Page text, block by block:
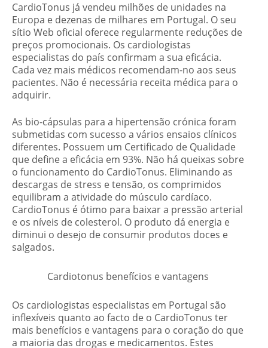
CardioTonus já vendeu milhões de unidades na
Europa e dezenas de milhares em Portugal. O seu
sítio Web oficial oferece regularmente reduções de
preços promocionais. Os cardiologistas
especialistas do país confirmam a sua eficácia.
Cada vez mais médicos recomendam-no aos seus
pacientes. Não é necessária receita médica para o
adquirir.
As bio-cápsulas para a hipertensão crónica foram
submetidas com sucesso a vários ensaios clínicos
diferentes. Possuem um Certificado de Qualidade
que define a eficácia em 93%. Não há queixas sobre
o funcionamento do CardioTonus. Eliminando as
descargas de stress e tensão, os comprimidos
equilibram a atividade do músculo cardíaco.
CardioTonus é ótimo para baixar a pressão arterial
e os níveis de colesterol. O produto dá energia e
diminui o desejo de consumir produtos doces e
salgados.
Cardiotonus benefícios e vantagens
Os cardiologistas especialistas em Portugal são
inflexíveis quanto ao facto de o CardioTonus ter
mais benefícios e vantagens para o coração do que
a maioria das drogas e medicamentos. Estes